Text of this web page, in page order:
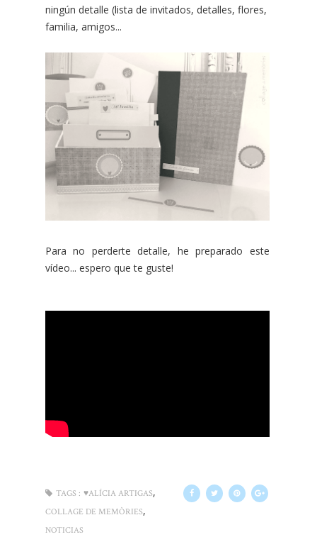
ningún detalle (lista de invitados, detalles, flores,
familia, amigos...
Para no perderte detalle, he preparado este
vídeo... espero que te guste!
TAGS : ♥ALÍCIA ARTIGAS,
COLLAGE DE MEMÒRIES,
NOTICIAS